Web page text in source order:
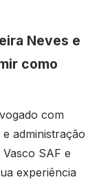
Neves e
como
com
administração
SAF e
experiência